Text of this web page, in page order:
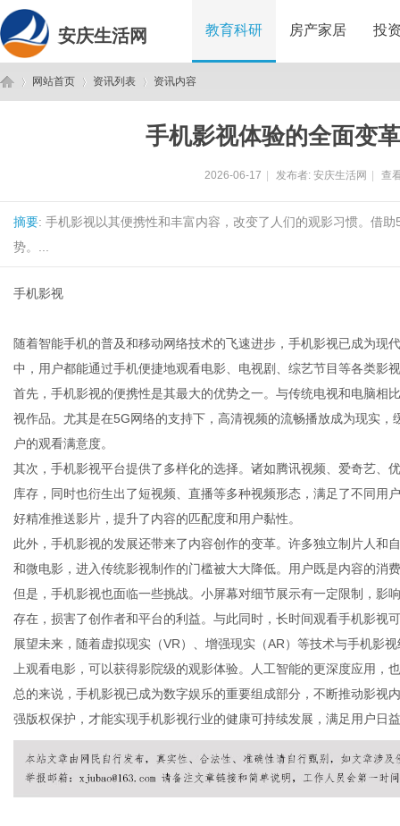
安庆生活网 教育科研 房产家居 投
网站首页 资讯列表 资讯内容
手机影视体验的全面变
2026-06-17 发布者: 安庆生活网 查
摘要: 手机影视以其便携性和丰富内容，改变了人们的观影习惯。借
势。...
手机影视
随着智能手机的普及和移动网络技术的飞速进步，手机影视已成为现
中，用户都能通过手机便捷地观看电影、电视剧、综艺节目等各类影
首先，手机影视的便携性是其最大的优势之一。与传统电视和电脑相
视作品。尤其是在5G网络的支持下，高清视频的流畅播放成为现实
户的观看满意度。
其次，手机影视平台提供了多样化的选择。诸如腾讯视频、爱奇艺、
库存，同时也衍生出了短视频、直播等多种视频形态，满足了不同用
好精准推送影片，提升了内容的匹配度和用户黏性。
此外，手机影视的发展还带来了内容创作的变革。许多独立制片人和
和微电影，进入传统影视制作的门槛被大大降低。用户既是内容的消
但是，手机影视也面临一些挑战。小屏幕对细节展示有一定限制，影
存在，损害了创作者和平台的利益。与此同时，长时间观看手机影视
展望未来，随着虚拟现实（VR）、增强现实（AR）等技术与手机影
上观看电影，可以获得影院级的观影体验。人工智能的更深度应用，
总的来说，手机影视已成为数字娱乐的重要组成部分，不断推动影视
强版权保护，才能实现手机影视行业的健康可持续发展，满足用户日